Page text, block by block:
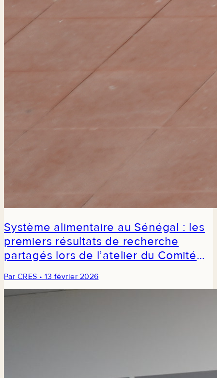
Système alimentaire au Sénégal : les
premiers résultats de recherche
partagés lors de l’atelier du Comité
Par CRES • 13 février 2026